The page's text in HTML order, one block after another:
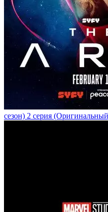
сезон) 2 серия